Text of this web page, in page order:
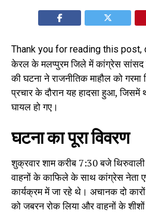
Thank you for reading this
केरल के मलप्पुरम जिले में कांग्रेस
की घटना ने राजनीतिक माहौल को गरमा
प्रचार के दौरान यह हादसा हुआ,
घायल हो गए।
घटना का पूरा विवरण
शुक्रवार शाम करीब 7:30 बजे
वाहनों के काफिले के साथ कांग्रेस नेता
कार्यक्रम में जा रहे थे। अचानक दो
को जबरन रोक लिया और वाहनों के